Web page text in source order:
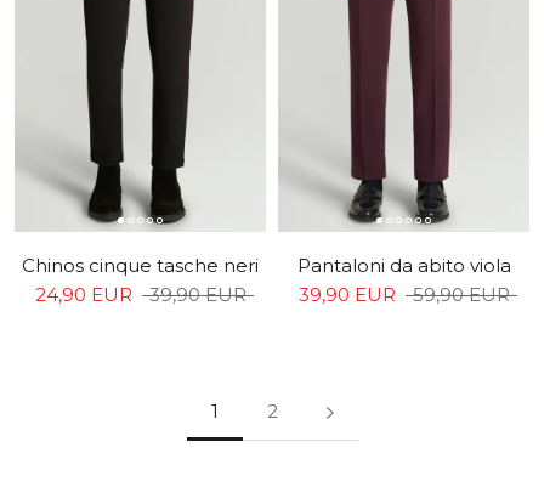
Chinos cinque tasche neri
24,90 EUR
39,90 EUR
Pantaloni da abito viola
39,90 EUR
59,90 EUR
1 2